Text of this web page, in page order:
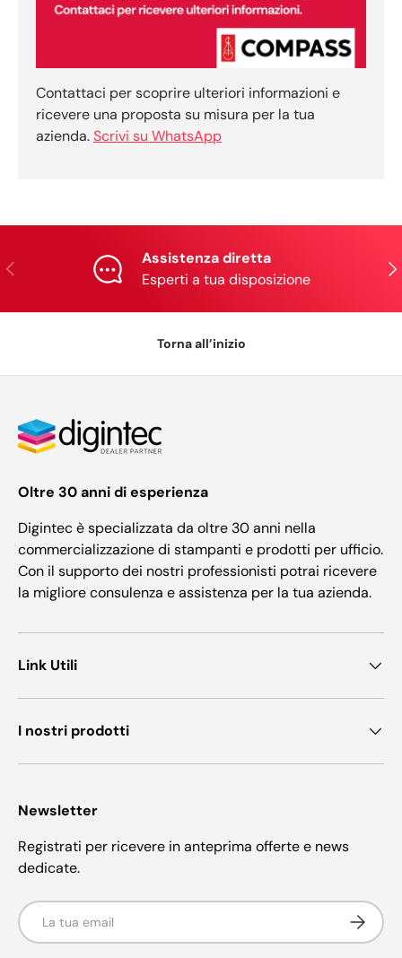
Contattaci per scoprire ulteriori informazioni e
ricevere una proposta su misura per la tua
azienda.Scrivi su WhatsApp
Indietro
Assistenza diretta
Esperti a tua disposizione
Torna all’inizio
Oltre 30 anni di esperienza
Digintec è specializzata da oltre 30 anni nella
commercializzazione di stampanti e prodotti per ufficio.
Con il supporto dei nostri professionisti potrai ricevere
la migliore consulenza e assistenza per la tua azienda.
Link Utili
I nostri prodotti
Newsletter
Registrati per ricevere in anteprima offerte e news
dedicate.
Email Iscriviti